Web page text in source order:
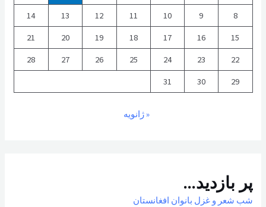
8
9
10
11
12
13
14
15
16
17
18
19
20
21
22
23
24
25
26
27
28
29
30
31
« ژانویه
پر بازدید...
شب شعر و غزل بانوان افغانستان